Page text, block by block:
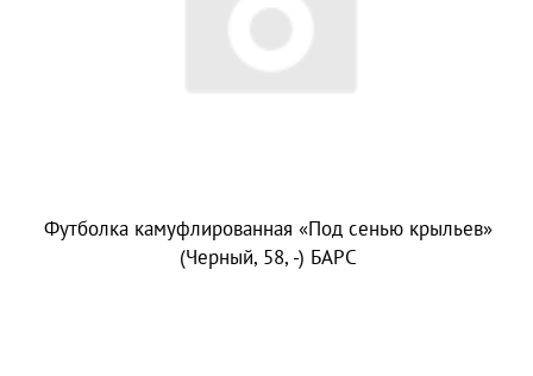
Футболка камуфлированная «Под сенью крыльев»
(Черный, 58, -) БАРС